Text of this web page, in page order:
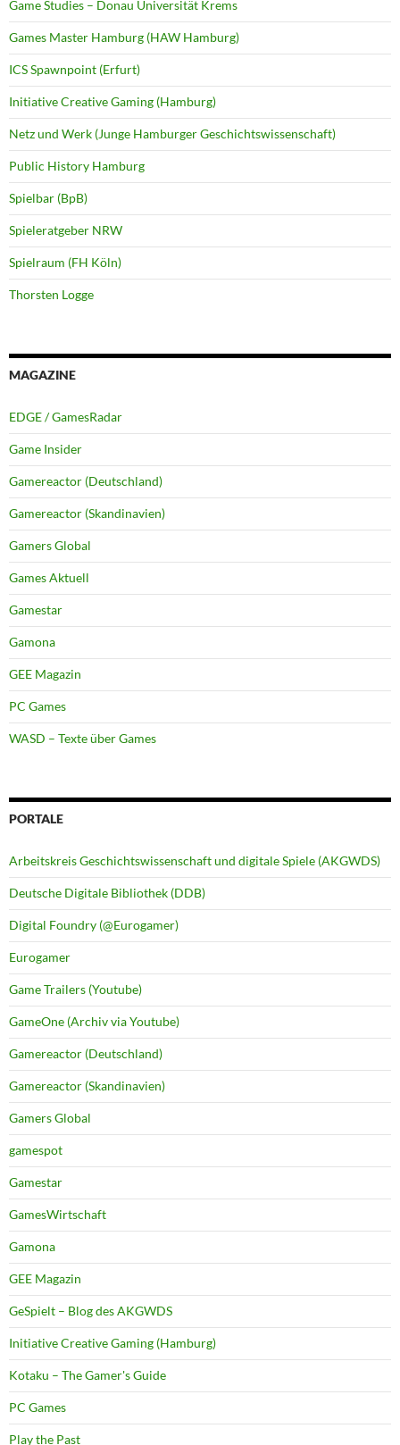
Game Studies – Donau Universität Krems
Games Master Hamburg (HAW Hamburg)
ICS Spawnpoint (Erfurt)
Initiative Creative Gaming (Hamburg)
Netz und Werk (Junge Hamburger Geschichtswissenschaft)
Public History Hamburg
Spielbar (BpB)
Spieleratgeber NRW
Spielraum (FH Köln)
Thorsten Logge
MAGAZINE
EDGE / GamesRadar
Game Insider
Gamereactor (Deutschland)
Gamereactor (Skandinavien)
Gamers Global
Games Aktuell
Gamestar
Gamona
GEE Magazin
PC Games
WASD – Texte über Games
PORTALE
Arbeitskreis Geschichtswissenschaft und digitale Spiele (AKGWDS)
Deutsche Digitale Bibliothek (DDB)
Digital Foundry (@Eurogamer)
Eurogamer
Game Trailers (Youtube)
GameOne (Archiv via Youtube)
Gamereactor (Deutschland)
Gamereactor (Skandinavien)
Gamers Global
gamespot
Gamestar
GamesWirtschaft
Gamona
GEE Magazin
GeSpielt – Blog des AKGWDS
Initiative Creative Gaming (Hamburg)
Kotaku – The Gamer's Guide
PC Games
Play the Past